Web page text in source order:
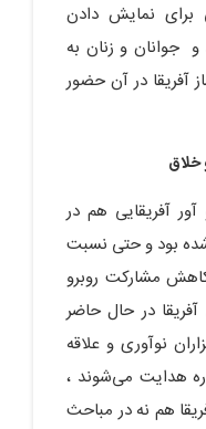
نمایش دادن
جوانان و زنان به
آفریقا در آن حضور
آفریقایی هم در
بود و حتی نسبت
80 درصد کاهش مشارکت روبرو
در حال حاضر
نوآوری و علاقه
هدایت می‌شوند ،
هم نه در مباحث